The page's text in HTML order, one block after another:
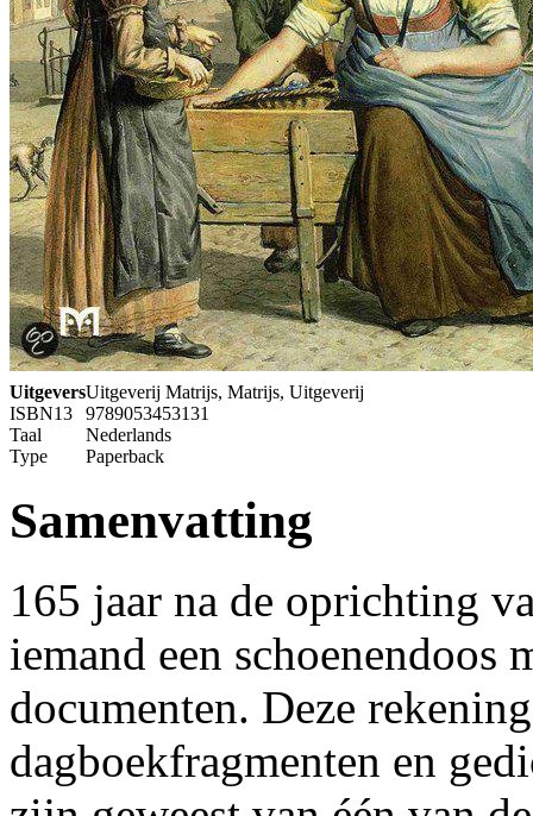
UitgeversUitgeverij Matrijs, Matrijs, Uitgeverij
ISBN13
9789053453131
Taal
Nederlands
Type
Paperback
Samenvatting
165 jaar na de oprichting
iemand een schoenendoos
documenten. Deze
dagboekfragmenten en